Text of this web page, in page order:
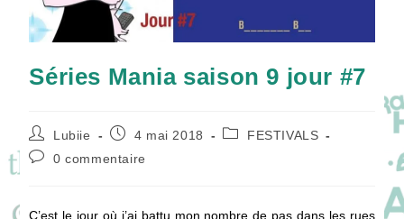
Séries Mania saison 9 jour #7
Auteur/autrice
de
la
Lubiie
Publication
4 mai 2018
PostFESTIVALS
Commentaires
0 commentaire
C’est le jour où j’ai battu mon nombre de pas dans les rues